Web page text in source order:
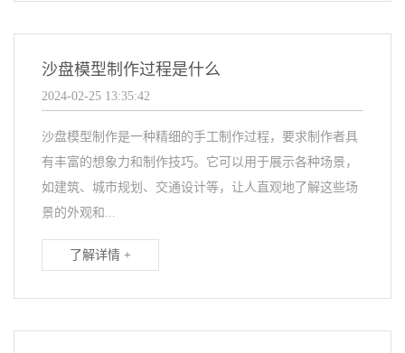
沙盘模型制作过程是什么
2024-02-25 13:35:42
沙盘模型制作是一种精细的手工制作过程，要求制作者具
有丰富的想象力和制作技巧。它可以用于展示各种场景，
如建筑、城市规划、交通设计等，让人直观地了解这些场
景的外观和...
了解详情 +